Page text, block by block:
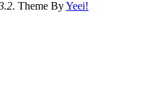
. Theme ByYeei!